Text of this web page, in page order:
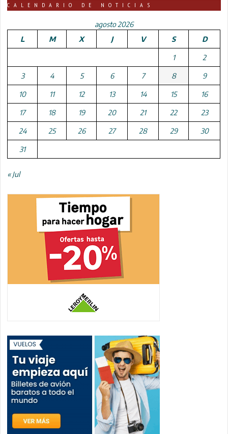
CALENDARIO DE NOTICIAS
agosto 2026
L
M X J V S D
1 2
3 4 5 6 7 8 9
10 11 12 13 14 15 16
17 18 19 20 21 22 23
24 25 26 27 28 29 30
31
« Jul